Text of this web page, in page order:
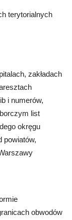
terytorialnych
zakładach
i numerów,
list
okręgu
powiatów,
obwodów